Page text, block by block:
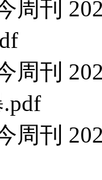
周刊
周刊
周刊